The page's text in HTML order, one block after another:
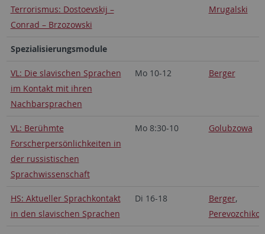
Terrorismus: Dostoevskij –
Conrad – Brzozowski
Mrugalski
Spezialisierungsmodule
VL: Die slavischen Sprachen
im Kontakt mit ihren
Nachbarsprachen
Mo 10-12 Berger
VL: Berühmte
Forscherpersönlichkeiten in
der russistischen
Sprachwissenschaft
Mo 8:30-10 Golubzowa
HS: Aktueller Sprachkontakt
in den slavischen Sprachen
Di 16-18 Berger,